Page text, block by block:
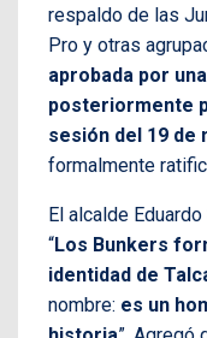
respaldo de las
Pro y otras
aprobada por
posteriormente
sesión del 19 de
formalmente
El alcalde
“Los Bunkers
identidad de
nombre: es un